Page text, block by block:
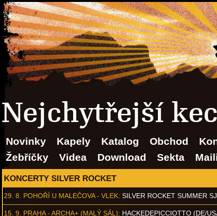
Nejchytřejší
Novinky Kapely Katalog Obchod
Žebříčky
Videa Download Sekta
KONCERTY SILVER ROCKET
29. 8. POHOŘÍ U MALEČOVA - VLEK: SILVER ROCKET SUMMER
15. 9. PRAHA - ARCHA+ (MALÝ SÁL): HACKEDEPICCIOTTO (DE/